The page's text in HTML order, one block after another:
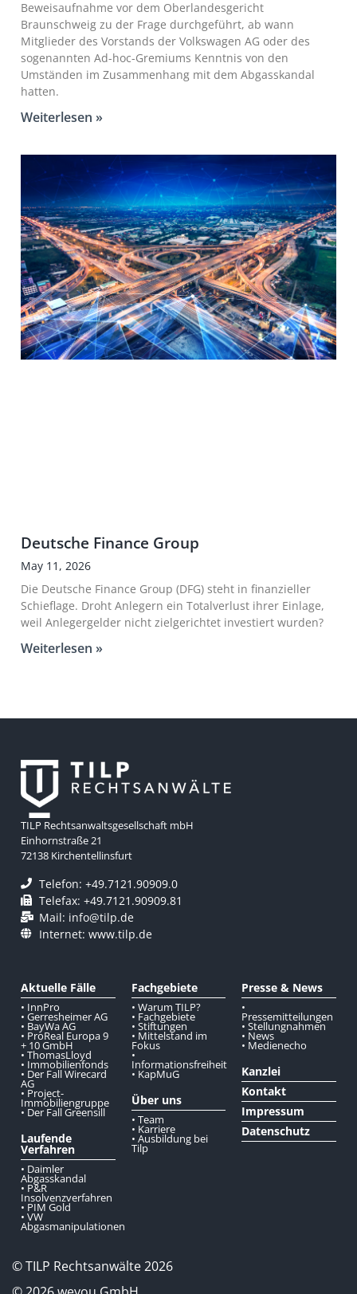
Beweisaufnahme vor dem Oberlandesgericht
Braunschweig zu der Frage durchgeführt, ab wann
Mitglieder des Vorstands der Volkswagen AG oder des
sogenannten Ad-hoc-Gremiums Kenntnis von den
Umständen im Zusammenhang mit dem Abgasskandal
hatten.
Weiterlesen »
Deutsche Finance Group
May 11, 2026
Die Deutsche Finance Group (DFG) steht in finanzieller
Schieflage. Droht Anlegern ein Totalverlust ihrer Einlage,
weil Anlegergelder nicht zielgerichtet investiert wurden?
Weiterlesen »
TILP Rechtsanwaltsgesellschaft mbH
Einhornstraße 21
72138 Kirchentellinsfurt
Telefon: +49.7121.90909.0
Telefax: +49.7121.90909.81
Mail: info@tilp.de
Internet: www.tilp.de
Aktuelle Fälle
• InnPro
• Gerresheimer AG
• BayWa AG
• ProReal Europa 9
+ 10 GmbH
• ThomasLloyd
• Immobilienfonds
• Der Fall Wirecard
AG
• Project-
Immobiliengruppe
• Der Fall Greensill
Laufende
Verfahren
• Daimler
Abgasskandal
• P&R
Insolvenzverfahren
• PIM Gold
• VW
Abgasmanipulationen
Fachgebiete
• Warum TILP?
• Fachgebiete
• Stiftungen
• Mittelstand im
Fokus
•
Informationsfreiheit
• KapMuG
Über uns
• Team
• Karriere
• Ausbildung bei
Tilp
Presse & News
•
Pressemitteilungen
• Stellungnahmen
• News
• Medienecho
Kanzlei
Kontakt
Impressum
Datenschutz
© TILP Rechtsanwälte 2026